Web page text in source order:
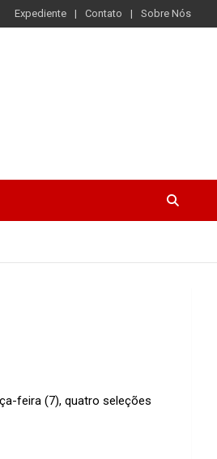
Expediente Contato Sobre Nós
feira (7), quatro seleções